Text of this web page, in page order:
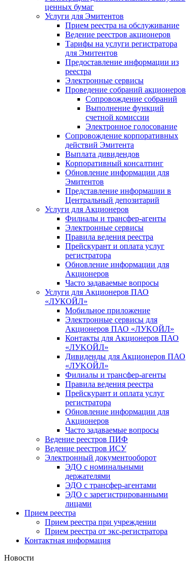
ценных бумаг
Услуги для Эмитентов
Прием реестра на обслуживание
Ведение реестров акционеров
Тарифы на услуги регистратора
для Эмитентов
Предоставление информации из
реестра
Электронные сервисы
Проведение собраний акционеров
Сопровождение собраний
Выполнение функций
счетной комиссии
Электронное голосование
Сопровождение корпоративных
действий Эмитента
Выплата дивидендов
Корпоративный консалтинг
Обновление информации для
Эмитентов
Представление информации в
Центральный депозитарий
Услуги для Акционеров
Филиалы и трансфер-агенты
Электронные сервисы
Правила ведения реестра
Прейскурант и оплата услуг
регистратора
Обновление информации для
Акционеров
Часто задаваемые вопросы
Услуги для Акционеров ПАО
«ЛУКОЙЛ»
Мобильное приложение
Электронные сервисы для
Акционеров ПАО «ЛУKOЙЛ»
Контакты для Акционеров ПАО
«ЛУKOЙЛ»
Дивиденды для Акционеров ПАО
«ЛУKOЙЛ»
Филиалы и трансфер-агенты
Правила ведения реестра
Прейскурант и оплата услуг
регистратора
Обновление информации для
Акционеров
Часто задаваемые вопросы
Ведение реестров ПИФ
Ведение реестров ИСУ
Электронный документооборот
ЭДО с номинальными
держателями
ЭДО с трансфер-агентами
ЭДО с зарегистрированными
лицами
Прием реестра
Прием реестра при учреждении
Прием реестра от экс-регистратора
Контактная информация
Новости